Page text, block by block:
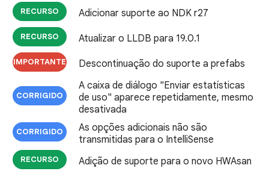
RECURSO Adicionar suporte ao NDK r27
RECURSO Atualizar o LLDB para 19.0.1
IMPORTANTE Descontinuação do suporte a prefabs
CORRIGIDO
A caixa de diálogo "Enviar estatísticas
de uso" aparece repetidamente, mesmo
desativada
CORRIGIDO
As opções adicionais não são
transmitidas para o IntelliSense
RECURSO Adição de suporte para o novo HWAsan